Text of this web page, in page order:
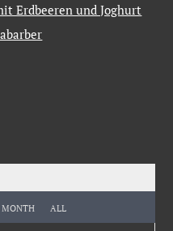
Erdbeeren und Joghurt
MONTH ALL